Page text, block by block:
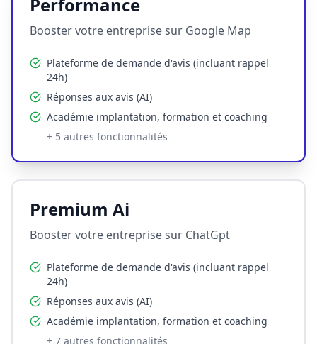
Performance
Booster votre entreprise sur Google Map
Plateforme de demande d'avis (incluant rappel
24h)
Réponses aux avis (AI)
Académie implantation, formation et coaching
+ 5 autres fonctionnalités
Premium Ai
Booster votre entreprise sur ChatGpt
Plateforme de demande d'avis (incluant rappel
24h)
Réponses aux avis (AI)
Académie implantation, formation et coaching
+ 7 autres fonctionnalités